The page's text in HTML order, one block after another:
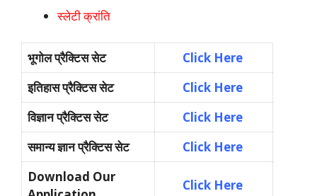
स्लेटी क्रांति
भूगोल प्रैक्टिस सेट
Click Here
इतिहास प्रैक्टिस सेट
Click Here
विज्ञान प्रैक्टिस सेट
Click Here
समान्य ज्ञान प्रैक्टिस सेट
Click Here
Download Our
Click Here